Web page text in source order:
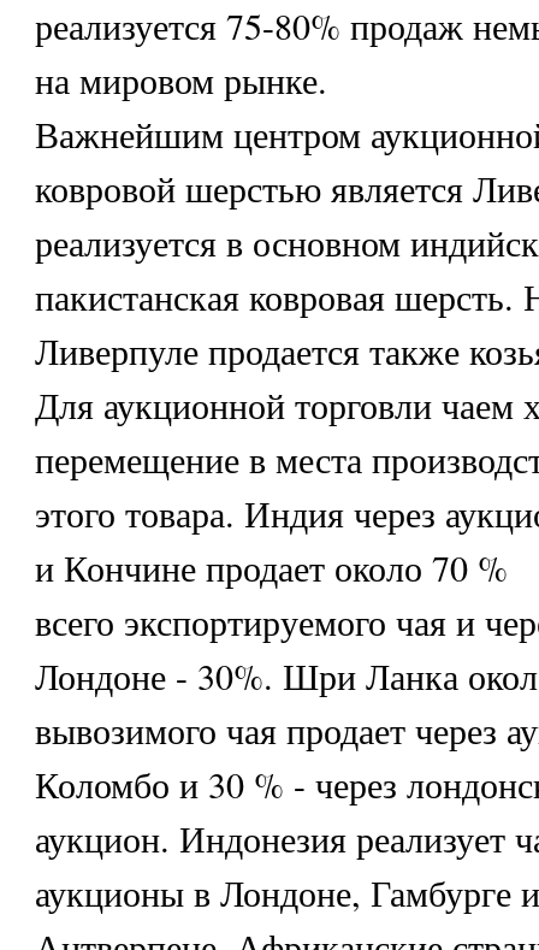
реализуется 75-80% продаж
на мировом рынке.
Важнейшим центром
ковровой шерстью является
реализуется в основном
пакистанская ковровая шерсть.
Ливерпуле продается также
Для аукционной торговли чаем
перемещение в места
этого товара. Индия через
и Кончине продает около 70 %
всего экспортируемого чая и
Лондоне - 30%. Шри Ланка
вывозимого чая продает через
Коломбо и 30 % - через
аукцион. Индонезия реализует
аукционы в Лондоне, Гамбурге и